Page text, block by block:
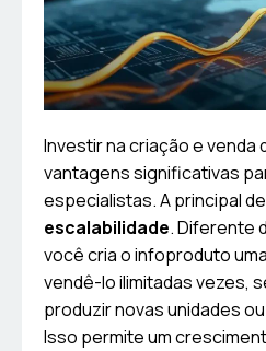
Investir na criação e
vantagens significativas
especialistas. A principal
escalabilidade. Diferente
você cria o infoproduto
vendê-lo ilimitadas vezes,
produzir novas unidades
Isso permite um